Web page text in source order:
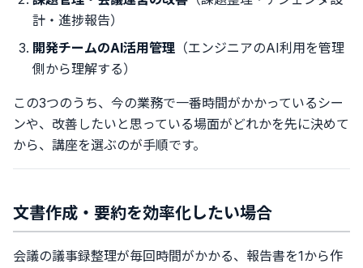
計・進捗報告）
開発チームのAI活用管理 （エンジニアのAI利用を管理
側から理解する）
この3つのうち、今の業務で一番時間がかかっているシー
ンや、改善したいと思っている場面がどれかを先に決めて
から、講座を選ぶのが手順です。
文書作成・要約を効率化したい場合
会議の議事録整理が毎回時間がかかる、報告書を1から作